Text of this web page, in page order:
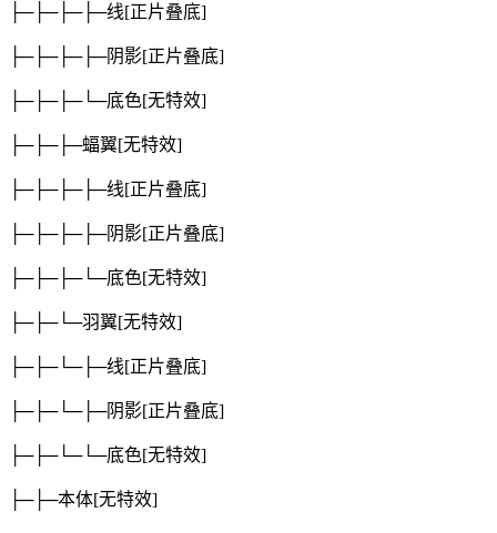
├─├─├─├─线[正片叠底]
├─├─├─├─阴影[正片叠底]
├─├─├─└─底色[无特效]
├─├─├─蝠翼[无特效]
├─├─├─├─线[正片叠底]
├─├─├─├─阴影[正片叠底]
├─├─├─└─底色[无特效]
├─├─└─羽翼[无特效]
├─├─└─├─线[正片叠底]
├─├─└─├─阴影[正片叠底]
├─├─└─└─底色[无特效]
├─├─本体[无特效]